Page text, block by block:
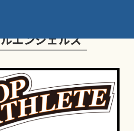
エンジェルス